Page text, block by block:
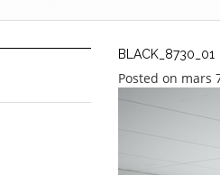
BLACK_8730_01
Posted on mars